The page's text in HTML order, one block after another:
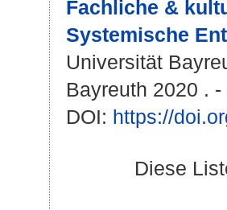
Fachliche &
Systemische
Universität
Bayreuth 2020 . -
DOI: https://
Diese